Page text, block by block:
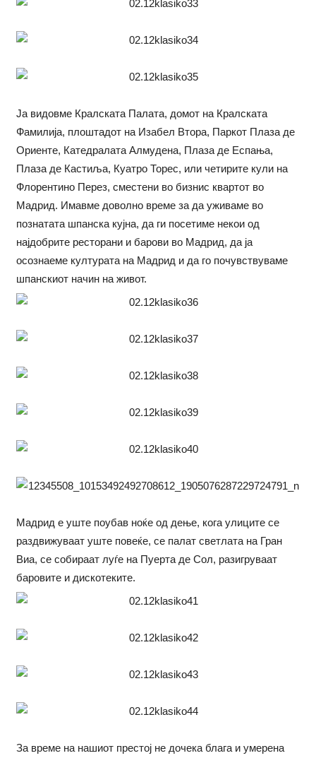
Ја видовме Кралската Палата, домот на Кралската
Фамилија, плоштадот на Изабел Втора, Паркот Плаза де
Ориенте, Катедралата Алмудена, Плаза де Еспања,
Плаза де Кастиља, Куатро Торес, или четирите кули на
Флорентино Перез, сместени во бизнис квартот во
Мадрид. Имавме доволно време за да уживаме во
познатата шпанска кујна, да ги посетиме некои од
најдобрите ресторани и барови во Мадрид, да ја
осознаеме културата на Мадрид и да го почувствуваме
шпанскиот начин на живот.
Мадрид е уште поубав ноќе од дење, кога улиците се
раздвижуваат уште повеќе, се палат светлата на Гран
Виа, се собираат луѓе на Пуерта де Сол, разигруваат
баровите и дискотеките.
За време на нашиот престој не дочека блага и умерена